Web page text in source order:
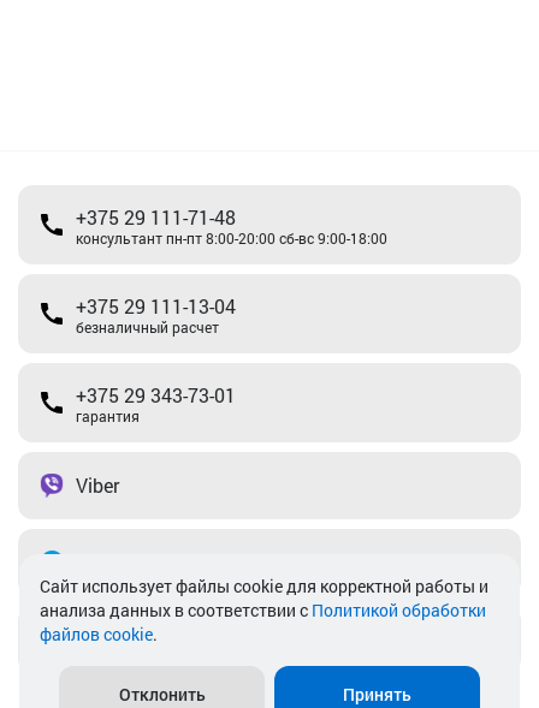
+375 29 111-71-48
консультант пн-пт 8:00-20:00 сб-вс 9:00-18:00
+375 29 111-13-04
безналичный расчет
+375 29 343-73-01
гарантия
Viber
info@akkamulik.by
Cайт использует файлы cookie для корректной работы и
анализа данных в соответствии с Политикой обработки
файлов cookie.
Отклонить Принять